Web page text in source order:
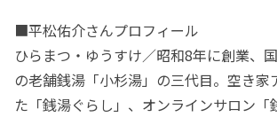
■平松佑介さんプロフィール
ひらまつ・ゆうすけ／昭和8年に創業、
の老舗銭湯「小杉湯」の三代目。空き家
た「銭湯ぐらし」、オンラインサロン「